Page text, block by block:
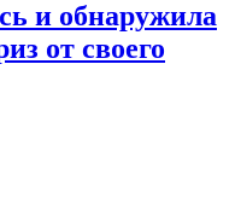
и обнаружила
от своего